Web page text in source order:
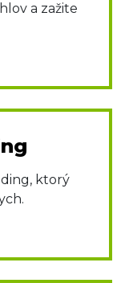
a zažite
ktorý